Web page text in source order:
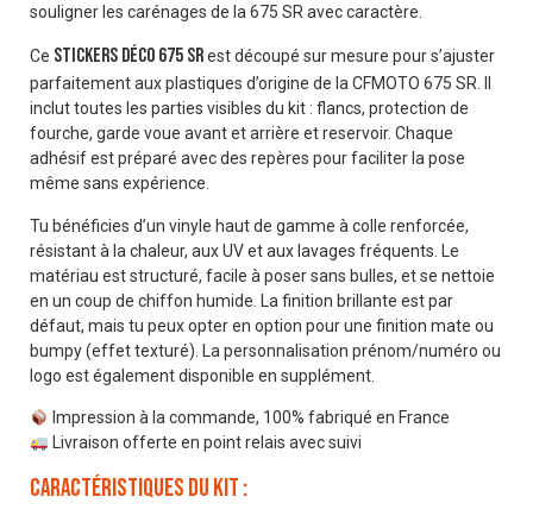
souligner les carénages de la 675 SR avec caractère.
Ce stickers déco 675 SRest découpé sur mesure pour s’ajuster
parfaitement aux plastiques d’origine de la CFMOTO 675 SR. Il
inclut toutes les parties visibles du kit : flancs, protection de
fourche, garde voue avant et arrière et reservoir. Chaque
adhésif est préparé avec des repères pour faciliter la pose
même sans expérience.
Tu bénéficies d’un vinyle haut de gamme à colle renforcée,
résistant à la chaleur, aux UV et aux lavages fréquents. Le
matériau est structuré, facile à poser sans bulles, et se nettoie
en un coup de chiffon humide. La finition brillante est par
défaut, mais tu peux opter en option pour une finition mate ou
bumpy (effet texturé). La personnalisation prénom/numéro ou
logo est également disponible en supplément.
Impression à la commande, 100% fabriqué en France
Livraison offerte en point relais avec suivi
Caractéristiques du kit :